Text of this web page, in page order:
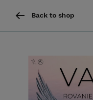
Back to shop